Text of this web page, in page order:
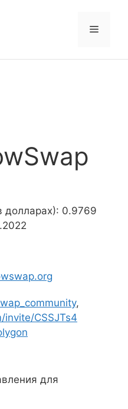
Меню
долларах): 0.9769
,
CSSJTs4
для